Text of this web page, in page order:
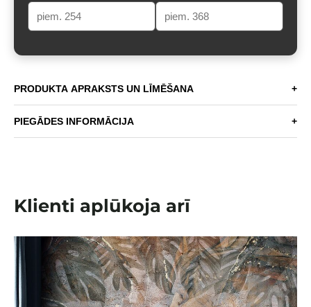
PRODUKTA APRAKSTS UN LĪMĒŠANA +
PIEGĀDES INFORMĀCIJA +
Klienti aplūkoja arī